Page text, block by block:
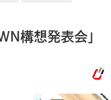
構想発表会」